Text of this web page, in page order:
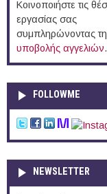
Κοινοποιήστε τις
εργασίας σας
συμπληρώνοντας
υποβολής αγγελιών.
FOLLOWME
NEWSLETTER